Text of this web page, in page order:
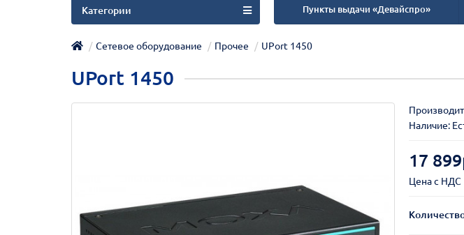
Пункты выдачи «Девайспро»
Категории
Сетевое оборудование Прочее UPort 1450
UPort 1450
Наличие:
17
Цена с НДС